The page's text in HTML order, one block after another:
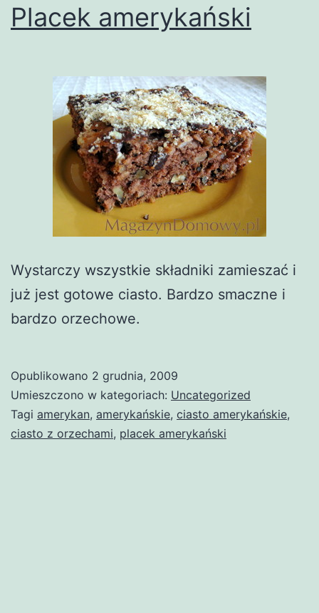
Placek amerykański
Wystarczy wszystkie składniki zamieszać i
już jest gotowe ciasto. Bardzo smaczne i
bardzo orzechowe.
Opublikowano 2 grudnia, 2009
Umieszczono w kategoriach: Uncategorized
Tagi amerykan, amerykańskie, ciasto amerykańskie,
ciasto z orzechami, placek amerykański